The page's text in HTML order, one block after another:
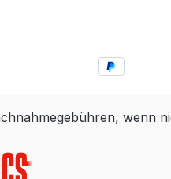
wenn